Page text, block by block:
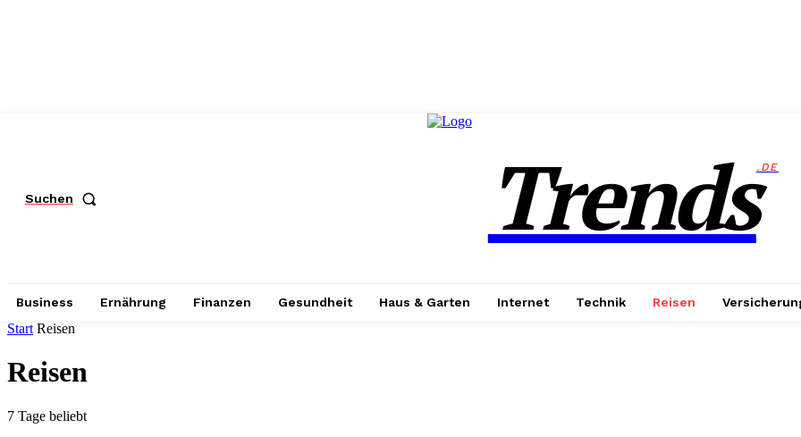
Suchen Trends.DE
Business Ernährung Finanzen Gesundheit Haus & Garten Internet Technik Reisen
Start Reisen
Reisen
7 Tage beliebt